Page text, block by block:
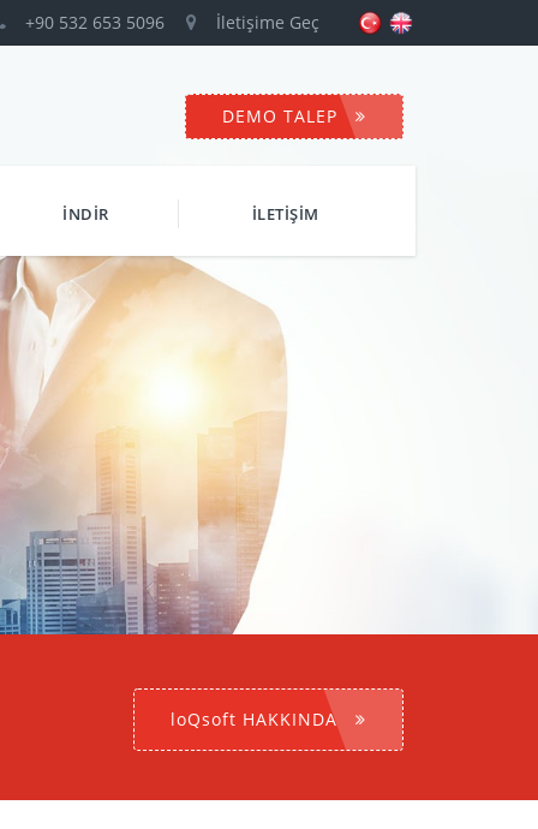
+90 532 653 5096 İletişime Geç
DEMO TALEP
İNDİR İLETİŞİM
loQsoft HAKKINDA